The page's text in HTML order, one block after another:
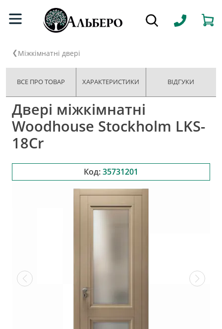
Міжкімнатні двері
ВСЕ ПРО ТОВАР ХАРАКТЕРИСТИКИ ВІДГУКИ
Двері міжкімнатні
Woodhouse Stockholm LKS-
18Cr
Код:35731201